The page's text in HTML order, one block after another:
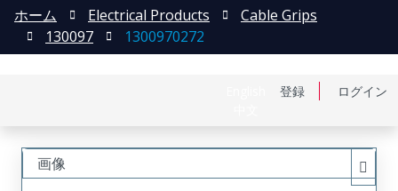
登録 ログイン
ホーム Electrical Products
Cable Grips
130097
1300970272
画像